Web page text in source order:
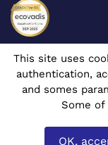
Suivez-nous sur
This site uses
authentication,
and somes
Some
OK,